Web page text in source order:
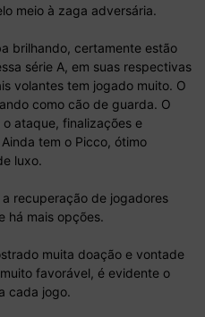
meio à zaga adversária.
brilhando, certamente estão
série A, em suas respectivas
volantes tem jogado muito. O
como cão de guarda. O
ataque, finalizações e
tem o Picco, ótimo
luxo.
recuperação de jogadores
há mais opções.
muita doação e vontade
favorável, é evidente o
cada jogo.